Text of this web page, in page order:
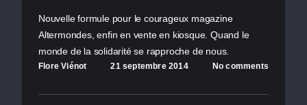
Nouvelle formule pour le courageux magazine
Altermondes, enfin en vente en kiosque. Quand le
monde de la solidarité se rapproche de nous.
Flore Viénot 21 septembre 2014 No comments